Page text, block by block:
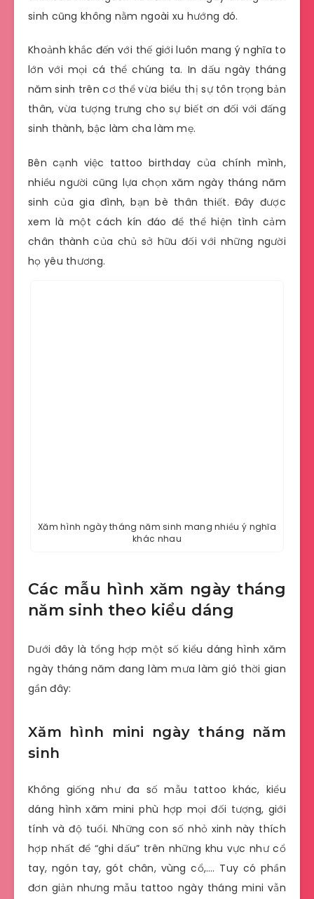
sinh cũng không nằm ngoài xu hướng đó.
Khoảnh khắc đến với thế giới luôn mang ý nghĩa to
lớn với mọi cá thể chúng ta. In dấu ngày tháng
năm sinh trên cơ thể vừa biểu thị sự tôn trọng bản
thân, vừa tượng trưng cho sự biết ơn đối với đấng
sinh thành, bậc làm cha làm mẹ.
Bên cạnh việc tattoo birthday của chính mình,
nhiều người cũng lựa chọn xăm ngày tháng năm
sinh của gia đình, bạn bè thân thiết. Đây được
xem là một cách kín đáo để thể hiện tình cảm
chân thành của chủ sở hữu đối với những người
họ yêu thương.
Xăm hình ngày tháng năm sinh mang nhiều ý nghĩa
khác nhau
Các mẫu hình xăm ngày tháng
năm sinh theo kiểu dáng
Dưới đây là tổng hợp một số kiểu dáng hình xăm
ngày tháng năm đang làm mưa làm gió thời gian
gần đây:
Xăm hình mini ngày tháng năm
sinh
Không giống như đa số mẫu tattoo khác, kiểu
dáng hình xăm mini phù hợp mọi đối tượng, giới
tính và độ tuổi. Những con số nhỏ xinh này thích
hợp nhất để “ghi dấu” trên những khu vực như cổ
tay, ngón tay, gót chân, vùng cổ,…. Tuy có phần
đơn giản nhưng mẫu tattoo ngày tháng mini vẫn